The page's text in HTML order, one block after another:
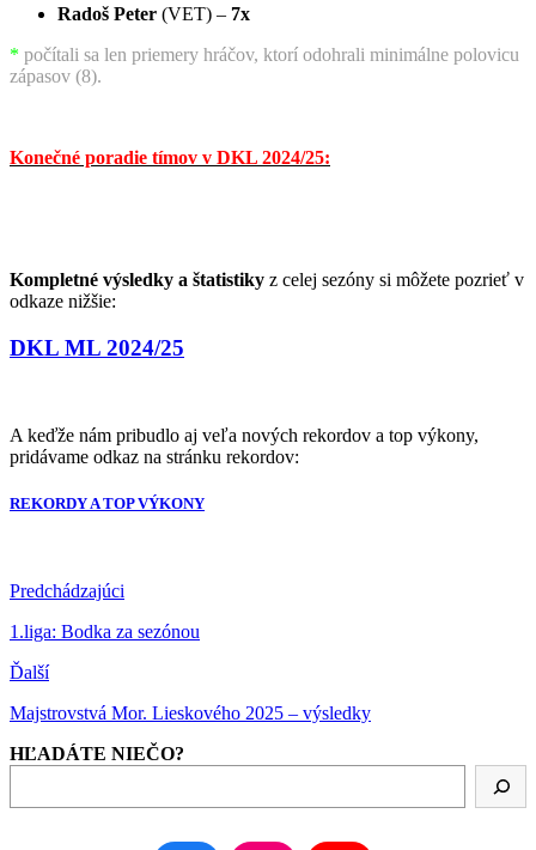
Radoš Peter (VET) – 7x
* počítali sa len priemery hráčov, ktorí odohrali minimálne polovicu
zápasov (8).
Konečné poradie tímov v DKL 2024/25:
Kompletné výsledky a štatistiky z celej sezóny si môžete pozrieť v
odkaze nižšie:
DKL ML 2024/25
A keďže nám pribudlo aj veľa nových rekordov a top výkony,
pridávame odkaz na stránku rekordov:
REKORDY A TOP VÝKONY
Predchádzajúci
1.liga: Bodka za sezónou
Ďalší
Majstrovstvá Mor. Lieskového 2025 – výsledky
HĽADÁTE NIEČO?